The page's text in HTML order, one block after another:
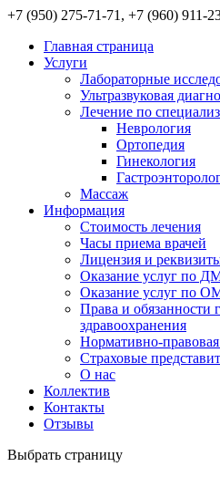
+7 (950) 275-71-71, +7 (960) 911-
Главная страница
Услуги
Лабораторные
Ультразвуковая
Лечение по
Неврология
Ортопедия
Гинекология
Массаж
Информация
Стоимость лечения
Часы приема врачей
Лицензия и
Оказание услуг по
Оказание услуг по
Права и обязанности
здравоохранения
Нормативно-
Страховые
О нас
Коллектив
Контакты
Отзывы
Выбрать страницу